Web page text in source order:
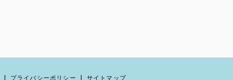
プライバシーポリシー サイトマップ